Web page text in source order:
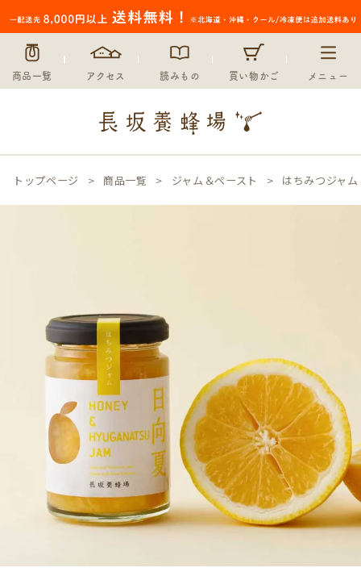
商品一覧 アクセス 読みもの 買い物かご メニュー
トップページ 商品一覧 ジャム＆ペースト はちみつジャ